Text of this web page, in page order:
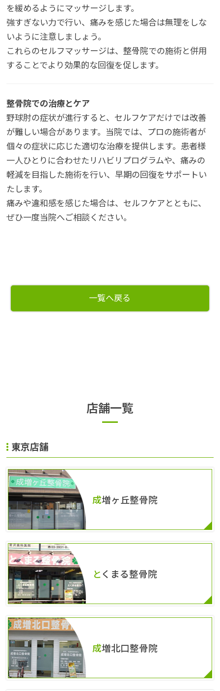
を緩めるようにマッサージします。
強すぎない力で行い、痛みを感じた場合は無理をしな
いように注意しましょう。
これらのセルフマッサージは、整骨院での施術と併用
することでより効果的な回復を促します。
整骨院での治療とケア
野球肘の症状が進行すると、セルフケアだけでは改善
が難しい場合があります。当院では、プロの施術者が
個々の症状に応じた適切な治療を提供します。患者様
一人ひとりに合わせたリハビリプログラムや、痛みの
軽減を目指した施術を行い、早期の回復をサポートい
たします。
痛みや違和感を感じた場合は、セルフケアとともに、
ぜひ一度当院へご相談ください。
一覧へ戻る
店舗一覧
東京店舗
成増ヶ丘整骨院
とくまる整骨院
成増北口整骨院